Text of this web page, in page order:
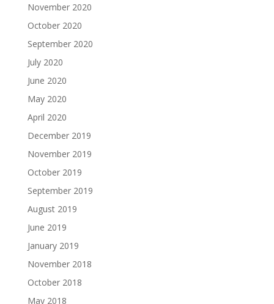
November 2020
October 2020
September 2020
July 2020
June 2020
May 2020
April 2020
December 2019
November 2019
October 2019
September 2019
August 2019
June 2019
January 2019
November 2018
October 2018
May 2018